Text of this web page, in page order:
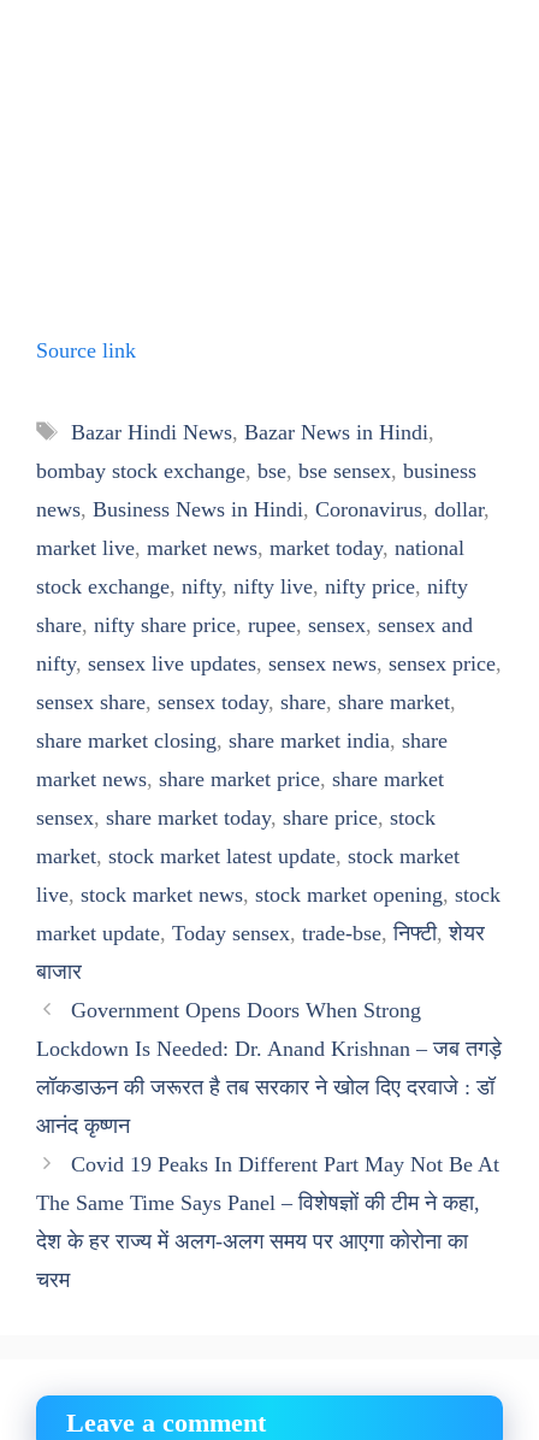
Source link
Tags
Bazar Hindi News, Bazar News in Hindi,
bombay stock exchange, bse, bse sensex, business
news, Business News in Hindi, Coronavirus, dollar,
market live, market news, market today, national
stock exchange, nifty, nifty live, nifty price, nifty
share, nifty share price, rupee, sensex, sensex and
nifty, sensex live updates, sensex news, sensex price,
sensex share, sensex today, share, share market,
share market closing, share market india, share
market news, share market price, share market
sensex, share market today, share price, stock
market, stock market latest update, stock market
live, stock market news, stock market opening, stock
market update, Today sensex, trade-bse,निफ्टी,शेयर
बाजार
Government Opens Doors When Strong
Lockdown Is Needed: Dr. Anand Krishnan – जब तगड़े
लॉकडाऊन की जरूरत है तब सरकार ने खोल दिए दरवाजे : डॉ
आनंद कृष्णन
Covid 19 Peaks In Different Part May Not Be At
The Same Time Says Panel – विशेषज्ञों की टीम ने कहा,
देश के हर राज्य में अलग-अलग समय पर आएगा कोरोना का
चरम
Leave a comment